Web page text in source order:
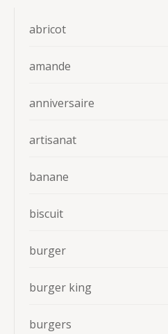
abricot
amande
anniversaire
artisanat
banane
biscuit
burger
burger king
burgers